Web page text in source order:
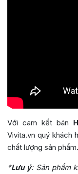
Với cam kết bán
Vivita.vn quý khách
chất lượng sản phẩm.
*Lưu ý: Sản phẩm